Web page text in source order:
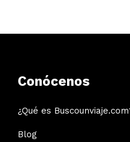
Conócenos
¿Qué es
Blog